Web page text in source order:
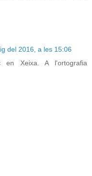
del 2016, a les 15:06
en Xeixa. A l'ortografia